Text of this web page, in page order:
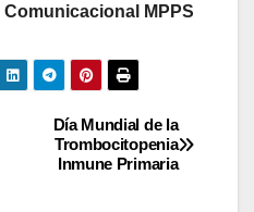
Comunicacional MPPS
Día Mundial de la
Trombocitopenia
Inmune Primaria